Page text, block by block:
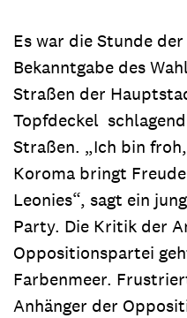
Es war die Stunde
Bekanntgabe des
Straßen der
Topfdeckel
Straßen. „Ich bin
Koroma bringt
Leonies“, sagt ein
Party. Die Kritik der
Oppositionspartei
Farbenmeer.
Anhänger der